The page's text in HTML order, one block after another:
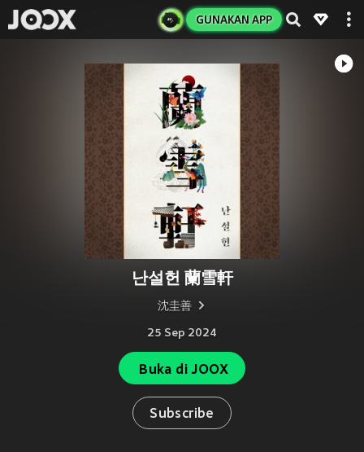
GUNAKAN APP
난설헌 蘭雪軒
沈圭善
25 Sep 2024
Buka di JOOX
Subscribe